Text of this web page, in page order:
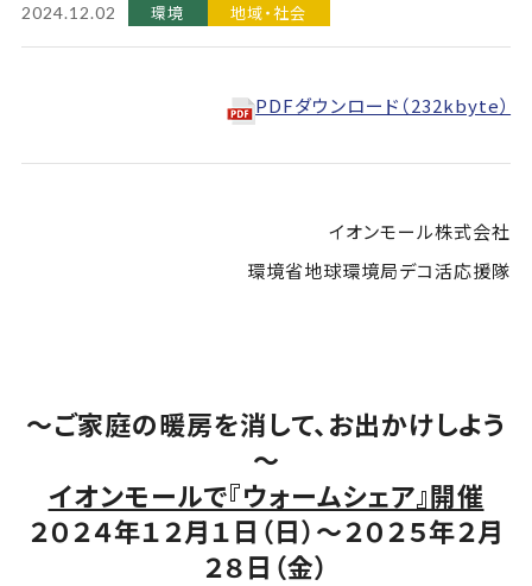
2024.12.02 環境 地域・社会
PDFダウンロード（232kbyte）
イオンモール株式会社
環境省地球環境局デコ活応援隊
～ご家庭の暖房を消して、お出かけしよう
～
イオンモールで『ウォームシェア』開催
２０２４年１２月１日（日）～２０２５年２月
２８日（金）